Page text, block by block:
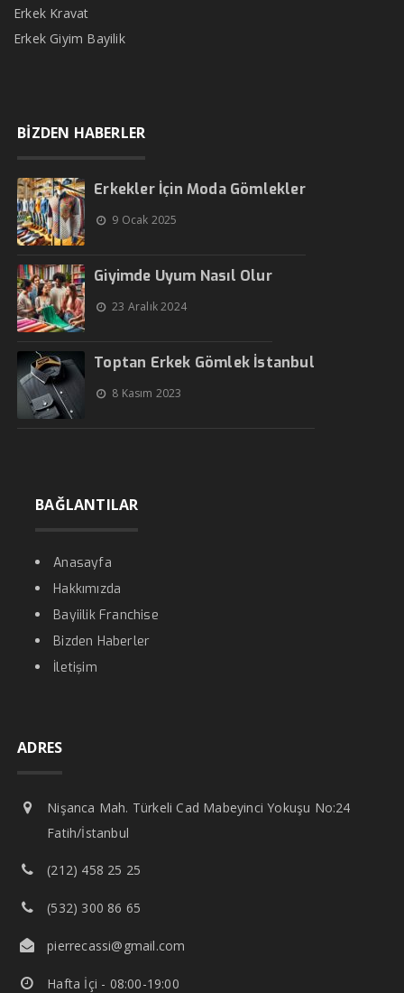
Erkek Kravat
Erkek Giyim Bayilik
BİZDEN HABERLER
Erkekler İçin Moda Gömlekler
9 Ocak 2025
Giyimde Uyum Nasıl Olur
23 Aralık 2024
Toptan Erkek Gömlek İstanbul
8 Kasım 2023
BAĞLANTILAR
Anasayfa
Hakkımızda
Bayiilik Franchise
Bizden Haberler
İletişim
ADRES
Nişanca Mah. Türkeli Cad Mabeyinci Yokuşu No:24
Fatih/İstanbul
(212) 458 25 25
(532) 300 86 65
pierrecassi@gmail.com
Hafta İçi - 08:00-19:00